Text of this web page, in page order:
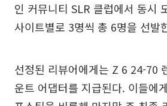
인 커뮤니티 SLR 클럽에서 동시
사이트별로 3명씩 총 6명을 선발
선정된 리뷰어에게는 Z 6 24-70
운트 어댑터를 지급된다. 이들에